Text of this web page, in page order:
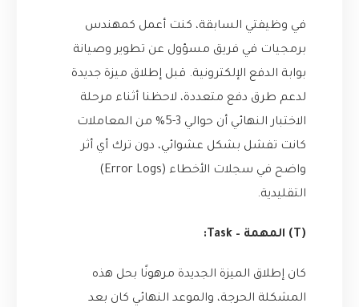
في وظيفتي السابقة، كنت أعمل كمهندس
برمجيات في فريق مسؤول عن تطوير وصيانة
بوابة الدفع الإلكترونية. قبل إطلاق ميزة جديدة
لدعم طرق دفع متعددة، لاحظنا أثناء مرحلة
الاختبار النهائي أن حوالي 3-5% من المعاملات
كانت تفشل بشكل عشوائي، دون ترك أي أثر
واضح في سجلات الأخطاء (Error Logs)
التقليدية.
(T) المهمة – Task:
كان إطلاق الميزة الجديدة مرهونًا بحل هذه
المشكلة الحرجة، والموعد النهائي كان بعد